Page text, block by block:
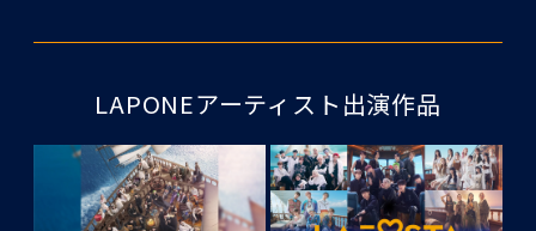
LAPONEアーティスト出演作品